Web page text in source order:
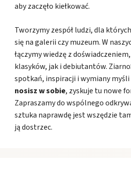
aby zaczęło kiełkować.
Tworzymy zespół ludzi, dla
się na galerii czy muzeum. W
łączymy wiedzę z
klasyków, jak i debiutantów.
spotkań, inspiracji i wymiany myśli
nosisz w sobie, zyskuje tu nowe
Zapraszamy do wspólnego
sztuka naprawdę jest wszędzie
ją dostrzec.